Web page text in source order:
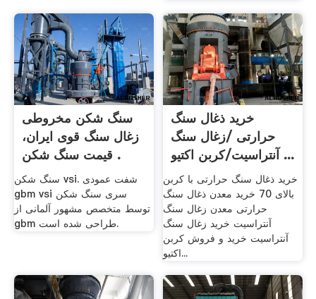
سنگ شکن مخروطی
زغال سنگ قوی ایران،
قیمت سنگ شکن .
سنگ شکن vsi. شفت عمودی
gbm vsi سری سنگ شکن
توسط متخصص مشهور آلمانی از
gbm طراحی شده است.
خرید ذغال سنگ
حرارتی /زغال سنگ
آنتراسیت/کربن اکتیو ...
خرید ذغال سنگ حرارتی با کربن
بالای 70 خرید معدن ذغال سنگ
حرارتی معدن زغال سنگ
آنتراسیت خرید زغال سنگ
آنتراسیت خرید و فروش کربن
اکتیو...